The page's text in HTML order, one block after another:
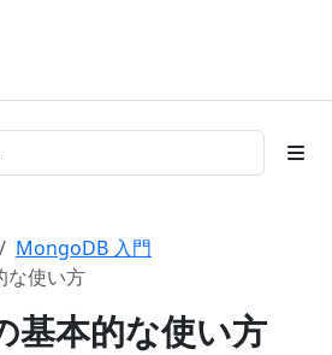
MongoDB 入門
な使い方
基本的な使い方